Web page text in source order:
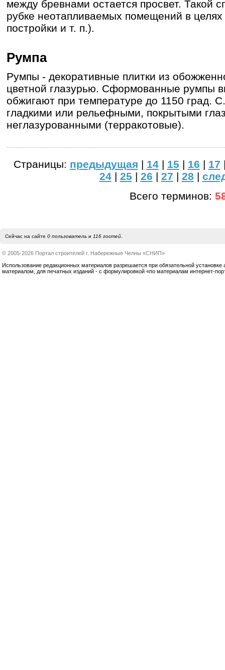
между бревнами остается просвет. Такой
рубке неотапливаемых помещений в
постройки и т. п.).
Румпа
Румпы - декоративные плитки из
цветной глазурью. Сформованные румпы
обжигают при температуре до 1150 град.
гладкими или рельефными, покрытыми
неглазурованными (терракотовые).
Страницы: предыдущая | 14| 15 | 16 | 17
24| 25 | 26 | 27 | 28 |
Всего терминов:
Сейчас на сайте 0 пользовательи 116 гостей.
© 2005-2026 Портал строителей г. Набережные Челны «СНИП»
Использование редакционных материалов разрешается при обязательной установке
материалом, для печатных изданий - с формулировкой «по материалам интернет-